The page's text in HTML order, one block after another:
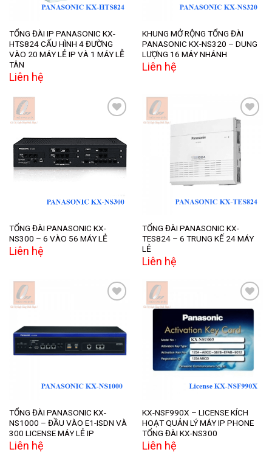
TỔNG ĐÀI IP PANASONIC KX-
HTS824 CẤU HÌNH 4 ĐƯỜNG
VÀO 20 MÁY LẺ IP VÀ 1 MÁY LỄ
TÂN
Liên hệ
KHUNG MỞ RỘNG TỔNG ĐÀI
PANASONIC KX-NS320 – DUNG
LƯỢNG 16 MÁY NHÁNH
Liên hệ
Add to
wishlist
TỔNG ĐÀI PANASONIC KX-
NS300 – 6 VÀO 56 MÁY LẺ
Liên hệ
Add to
wishlist
TỔNG ĐÀI PANASONIC KX-
TES824 – 6 TRUNG KẾ 24 MÁY
LẺ
Liên hệ
Add to
wishlist
TỔNG ĐÀI PANASONIC KX-
NS1000 – ĐẦU VÀO E1-ISDN VÀ
300 LICENSE MÁY LẺ IP
Liên hệ
Add to
wishlist
KX-NSF990X – LICENSE KÍCH
HOẠT QUẢN LÝ MÁY IP PHONE
TỔNG ĐÀI KX-NS300
Liên hệ